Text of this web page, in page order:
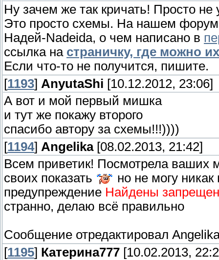
Ну зачем же так кричать! Просто
Это просто схемы. На нашем
Надей-Nadeida, о чем написано в
ссылка на страничку, где можно
Если что-то не получится, пишите.
[1193] AnyutaShi [10.12.2012, 23:06]
А вот и мой первый мишка
и тут же покажу второго
спасибо автору за схемы!!!))))
[1194] Angelika[08.02.2013, 21:42]
Всем приветик! Посмотрела ваших
своих показать
но не могу
предупреждение Найдены
странно, делаю всё правильно
Сообщение отредактировал
[1195] Катерина777 [10.02.2013,